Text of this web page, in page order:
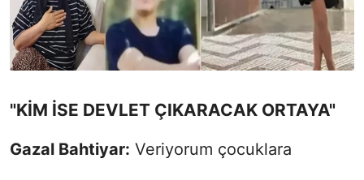
"KİM İSE DEVLET ÇIKARACAK ORTAYA"
Gazal Bahtiyar: Veriyorum çocuklara